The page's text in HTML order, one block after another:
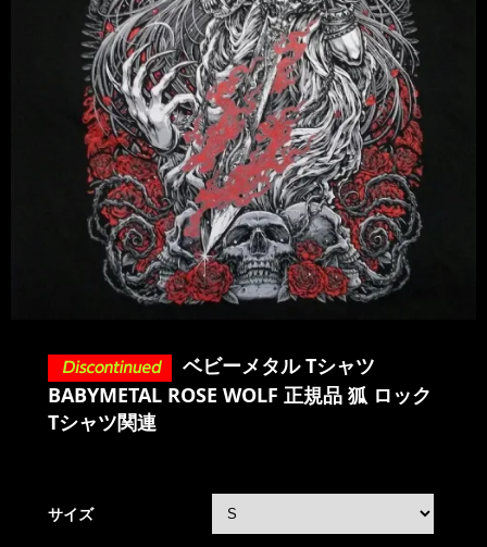
ベビーメタル Tシャツ
BABYMETAL ROSE WOLF 正規品 狐 ロック
Tシャツ関連
サイズ